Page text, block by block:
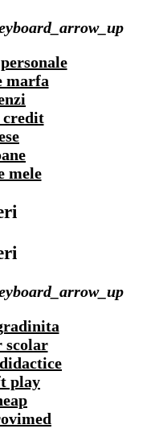
marfa
credit
mele
scolar
play